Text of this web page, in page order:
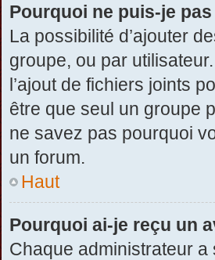
Pourquoi ne puis-je
La possibilité d’ajouter
groupe, ou par
l’ajout de fichiers joints
être que seul un groupe
ne savez pas pourquoi
un forum.
Haut
Pourquoi ai-je reçu un
Chaque administrateur